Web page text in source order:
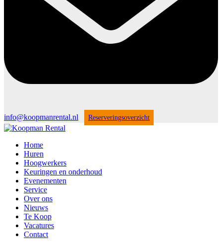
info@koopmanrental.nl Reserveringsoverzicht
Home
Huren
Hoogwerkers
Keuringen en onderhoud
Evenementen
Service
Over ons
Nieuws
Te Koop
Vacatures
Contact